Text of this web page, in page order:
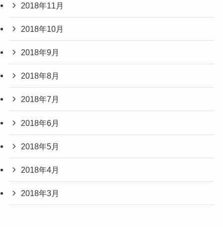
2018年11月
2018年10月
2018年9月
2018年8月
2018年7月
2018年6月
2018年5月
2018年4月
2018年3月